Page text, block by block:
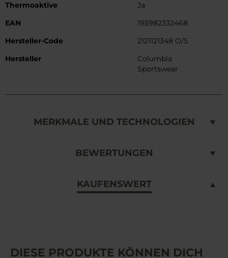
Thermoaktive
Ja
EAN
195982332468
Hersteller-Code
2121121348 O/S
Hersteller
Columbia
Sportswear
MERKMALE UND TECHNOLOGIEN
BEWERTUNGEN
KAUFENSWERT
DIESE PRODUKTE KÖNNEN DICH